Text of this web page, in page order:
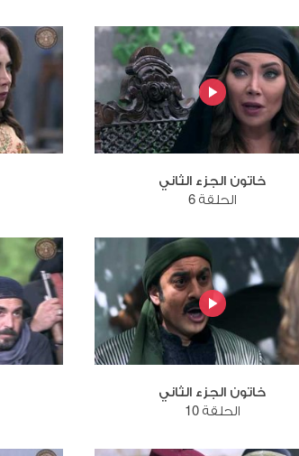
خاتون الجزء الثاني
الحلقة 6
خاتون الجزء الثاني
الحلقة 10